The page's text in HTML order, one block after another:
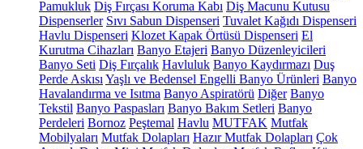
Pamukluk Diş Fırçası Koruma Kabı Diş Macunu Kutusu
Dispenserler Sıvı Sabun Dispenseri Tuvalet Kağıdı Dispenseri
Havlu Dispenseri Klozet Kapak Örtüsü Dispenseri El
Kurutma Cihazları Banyo Etajeri Banyo Düzenleyicileri
Banyo Seti Diş Fırçalık Havluluk Banyo Kaydırmazı Duş
Perde Askısı Yaşlı ve Bedensel Engelli Banyo Ürünleri Banyo
Havalandırma ve Isıtma Banyo Aspiratörü Diğer Banyo
Tekstil Banyo Paspasları Banyo Bakım Setleri Banyo
Perdeleri Bornoz Peştemal Havlu MUTFAK Mutfak
Mobilyaları Mutfak Dolapları Hazır Mutfak Dolapları Çok